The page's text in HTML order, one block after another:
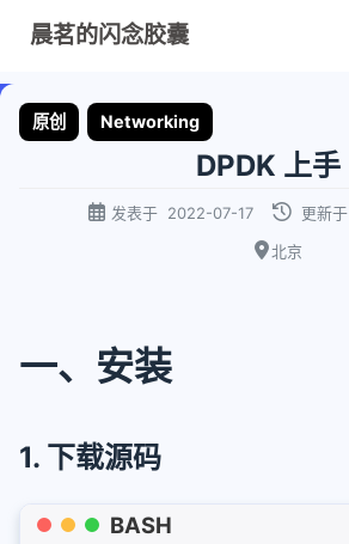
晨茗的闪念胶囊
原创 Networking
DPDK 上手
发表于 2022-07-17 更新于
北京
一、安装
1. 下载源码
BASH